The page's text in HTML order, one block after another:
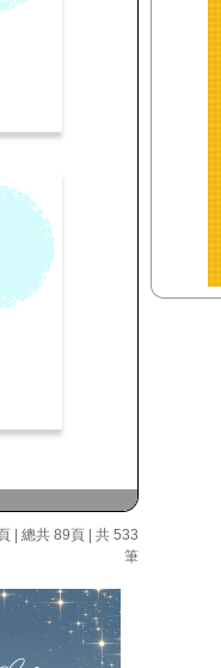
| 總共 89頁 | 共 533
筆